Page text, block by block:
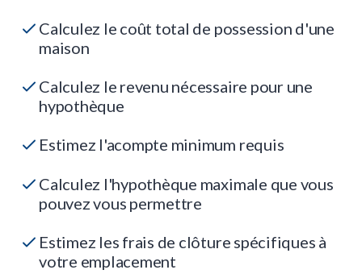
Calculez le coût total de possession d'une
maison
Calculez le revenu nécessaire pour une
hypothèque
Estimez l'acompte minimum requis
Calculez l'hypothèque maximale que vous
pouvez vous permettre
Estimez les frais de clôture spécifiques à
votre emplacement